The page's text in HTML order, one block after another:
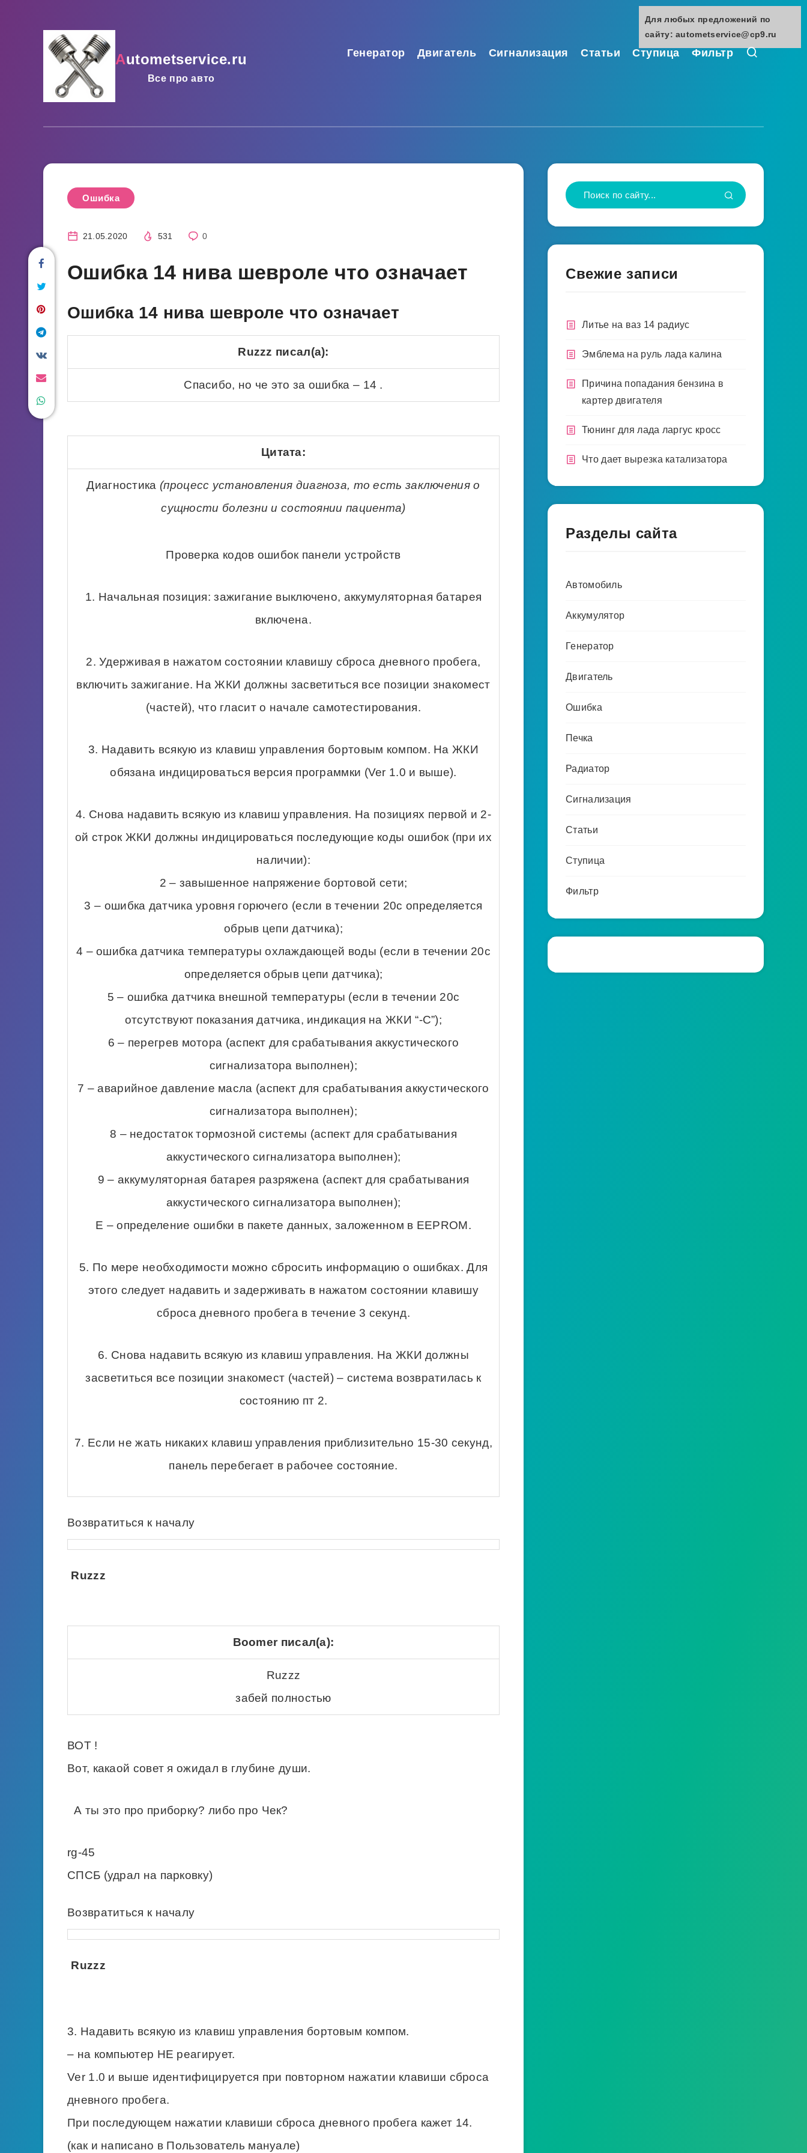
autometservice.ru
Все про авто
Генератор Двигатель Сигнализация Статьи Ступица Фильтр
Ошибка
21.05.2020 531 0
Ошибка 14 нива шевроле что означает
Ошибка 14 нива шевроле что означает
Ruzzz писал(а):
Спасибо, но че это за ошибка – 14 .
Цитата:
Диагностика (процесс установления диагноза, то есть заключения о
сущности болезни и состоянии пациента)
Проверка кодов ошибок панели устройств
1. Начальная позиция: зажигание выключено, аккумуляторная батарея
включена.
2. Удерживая в нажатом состоянии клавишу сброса дневного пробега,
включить зажигание. На ЖКИ должны засветиться все позиции знакомест
(частей), что гласит о начале самотестирования.
3. Надавить всякую из клавиш управления бортовым компом. На ЖКИ
обязана индицироваться версия программки (Ver 1.0 и выше).
4. Снова надавить всякую из клавиш управления. На позициях первой и 2-
ой строк ЖКИ должны индицироваться последующие коды ошибок (при их
наличии):
2 – завышенное напряжение бортовой сети;
3 – ошибка датчика уровня горючего (если в течении 20с определяется
обрыв цепи датчика);
4 – ошибка датчика температуры охлаждающей воды (если в течении 20с
определяется обрыв цепи датчика);
5 – ошибка датчика внешной температуры (если в течении 20с
отсутствуют показания датчика, индикация на ЖКИ “-С”);
6 – перегрев мотора (аспект для срабатывания аккустического
сигнализатора выполнен);
7 – аварийное давление масла (аспект для срабатывания аккустического
сигнализатора выполнен);
8 – недостаток тормозной системы (аспект для срабатывания
аккустического сигнализатора выполнен);
9 – аккумуляторная батарея разряжена (аспект для срабатывания
аккустического сигнализатора выполнен);
Е – определение ошибки в пакете данных, заложенном в EEPROM.
5. По мере необходимости можно сбросить информацию о ошибках. Для
этого следует надавить и задерживать в нажатом состоянии клавишу
сброса дневного пробега в течение 3 секунд.
6. Снова надавить всякую из клавиш управления. На ЖКИ должны
засветиться все позиции знакомест (частей) – система возвратилась к
состоянию пт 2.
7. Если не жать никаких клавиш управления приблизительно 15-30 секунд,
панель перебегает в рабочее состояние.
Возвратиться к началу
Ruzzz
Boomer писал(а):
Ruzzz
забей полностью
ВОТ !
Вот, какаой совет я ожидал в глубине души.
А ты это про приборку? либо про Чек?
rg-45
СПСБ (удрал на парковку)
Возвратиться к началу
Ruzzz
3. Надавить всякую из клавиш управления бортовым компом.
– на компьютер НЕ реагирует.
Ver 1.0 и выше идентифицируется при повторном нажатии клавиши сброса
дневного пробега.
При последующем нажатии клавиши сброса дневного пробега кажет 14.
(как и написано в Пользователь мануале)
Свежие записи
Литье на ваз 14 радиус
Эмблема на руль лада калина
Причина попадания бензина в
картер двигателя
Тюнинг для лада ларгус кросс
Что дает вырезка катализатора
Разделы сайта
Автомобиль
Аккумулятор
Генератор
Двигатель
Ошибка
Печка
Радиатор
Сигнализация
Статьи
Ступица
Фильтр
Для любых предложений по
сайту: autometservice@cp9.ru